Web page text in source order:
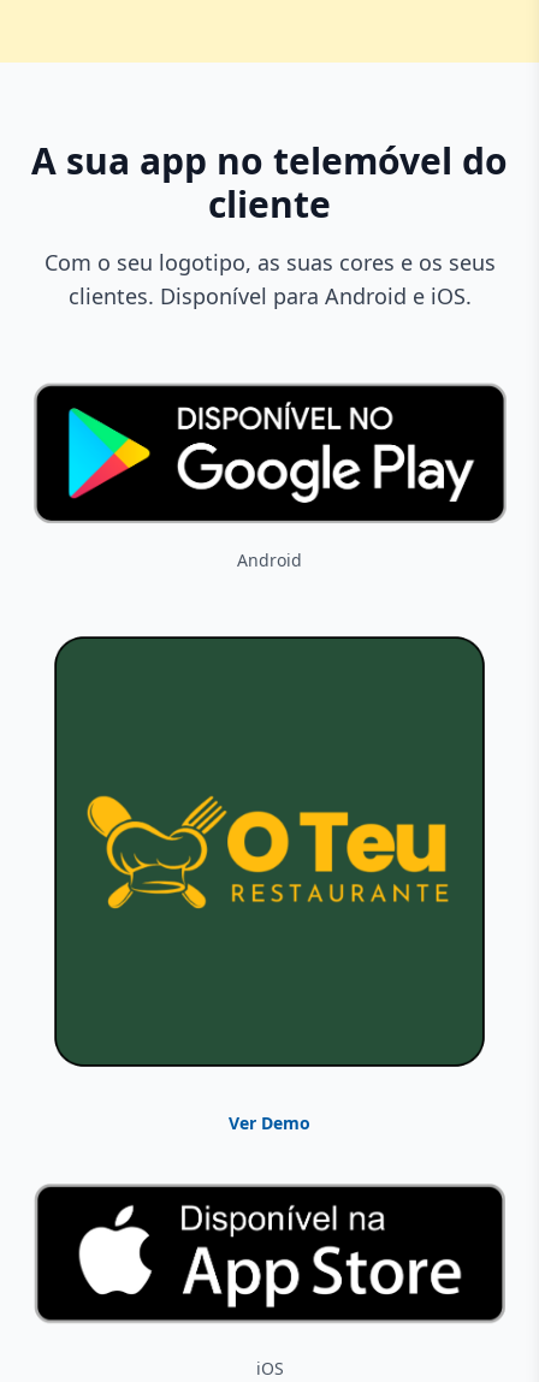
A sua app no telemóvel do
cliente
Com o seu logotipo, as suas cores e os seus
clientes. Disponível para Android e iOS.
Android
Ver Demo
iOS